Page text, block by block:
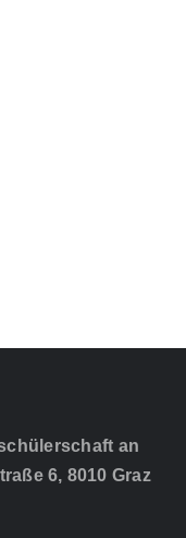
an
6, 8010 Graz